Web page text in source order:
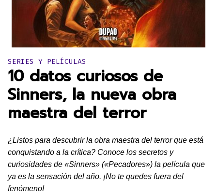
Publicado en:
SERIES Y PELÍCULAS
10 datos curiosos de
Sinners, la nueva obra
maestra del terror
¿Listos para descubrir la obra maestra del terror que está
conquistando a la crítica? Conoce los secretos y
curiosidades de «Sinners» («Pecadores») la película que
ya es la sensación del año. ¡No te quedes fuera del
fenómeno!